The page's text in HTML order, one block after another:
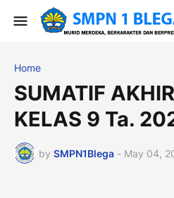
Home
SUMATIF
KELAS 9 Ta.
by SMPN1Blega - May 04,